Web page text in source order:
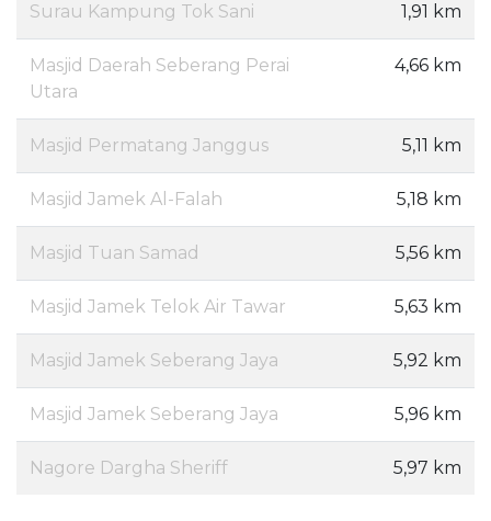
Surau Kampung Tok Sani 1,91 km
Masjid Daerah Seberang Perai
Utara
4,66 km
Masjid Permatang Janggus 5,11 km
Masjid Jamek Al-Falah 5,18 km
Masjid Tuan Samad 5,56 km
Masjid Jamek Telok Air Tawar 5,63 km
Masjid Jamek Seberang Jaya 5,92 km
Masjid Jamek Seberang Jaya 5,96 km
Nagore Dargha Sheriff 5,97 km